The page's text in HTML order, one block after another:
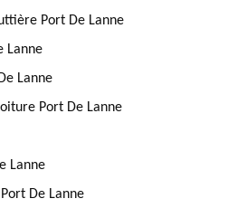
Port De Lanne
Lanne
Lanne
Port De Lanne
Lanne
De Lanne